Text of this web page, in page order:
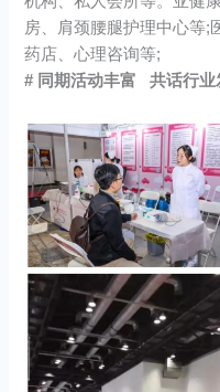
房、肩颈腰腿护理中心等;
药店、心理咨询等;
# 同期活动丰富 共话行业